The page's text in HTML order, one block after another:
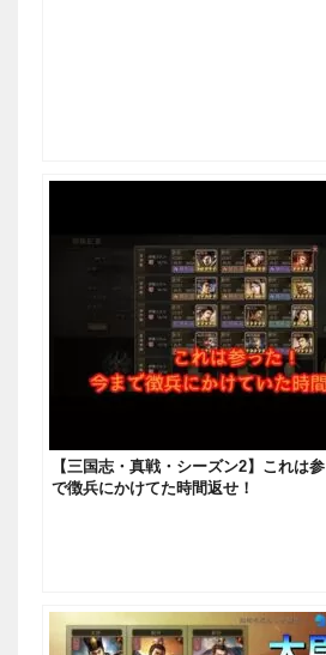
【三国志・真戦・シーズン2】これは
で徴兵にかけてた時間返せ！